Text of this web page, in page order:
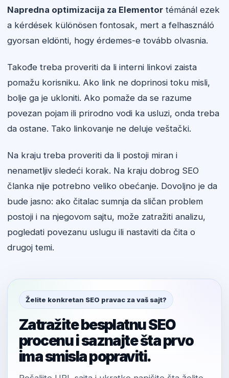
Napredna optimizacija za Elementor témánál ezek
a kérdések különösen fontosak, mert a felhasználó
gyorsan eldönti, hogy érdemes-e tovább olvasnia.
Takođe treba proveriti da li interni linkovi zaista
pomažu korisniku. Ako link ne doprinosi toku misli,
bolje ga je ukloniti. Ako pomaže da se razume
povezan pojam ili prirodno vodi ka usluzi, onda treba
da ostane. Tako linkovanje ne deluje veštački.
Na kraju treba proveriti da li postoji miran i
nenametljiv sledeći korak. Na kraju dobrog SEO
članka nije potrebno veliko obećanje. Dovoljno je da
bude jasno: ako čitalac sumnja da sličan problem
postoji i na njegovom sajtu, može zatražiti analizu,
pogledati povezanu uslugu ili nastaviti da čita o
drugoj temi.
Želite konkretan SEO pravac za vaš sajt?
Zatražite besplatnu SEO
procenu i saznajte šta prvo
ima smisla popraviti.